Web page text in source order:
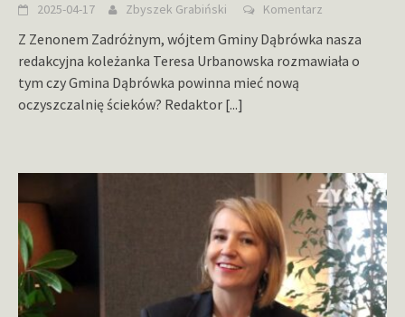
2025-04-17 Zbyszek Grabiński Komentarz
Z Zenonem Zadróżnym, wójtem Gminy Dąbrówka nasza
redakcyjna koleżanka Teresa Urbanowska rozmawiała o
tym czy Gmina Dąbrówka powinna mieć nową
oczyszczalnię ścieków? Redaktor [...]